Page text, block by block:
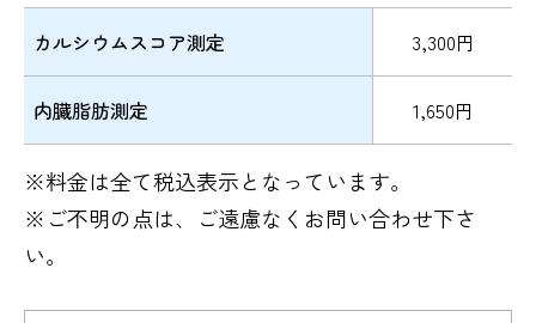
カルシウムスコア測定 3,300円
内臓脂肪測定 1,650円
※料金は全て税込表示となっています。
※ご不明の点は、ご遠慮なくお問い合わせ下さ
い。